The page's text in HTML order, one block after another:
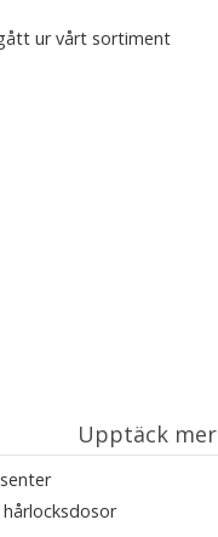
ur vårt sortiment
Upptäck mer